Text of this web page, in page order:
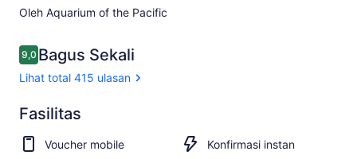
Oleh Aquarium of the Pacific
Ulasan
9,09,0 dari 10
Bagus Sekali
Lihat total 415 ulasan
9.0 Bagus
Lihat
Fasilitas
Voucher mobile Konfirmasi instan